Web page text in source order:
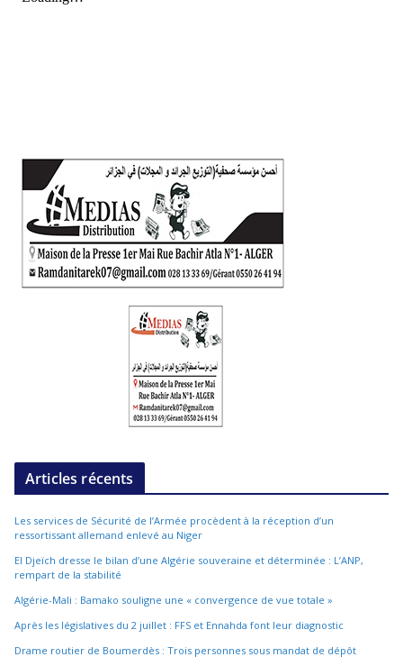
Articles récents
Les services de Sécurité de l’Armée procèdent à la réception d’un
ressortissant allemand enlevé au Niger
El Djeïch dresse le bilan d’une Algérie souveraine et déterminée : L’ANP,
rempart de la stabilité
Algérie-Mali : Bamako souligne une « convergence de vue totale »
Après les législatives du 2 juillet : FFS et Ennahda font leur diagnostic
Drame routier de Boumerdès : Trois personnes sous mandat de dépôt